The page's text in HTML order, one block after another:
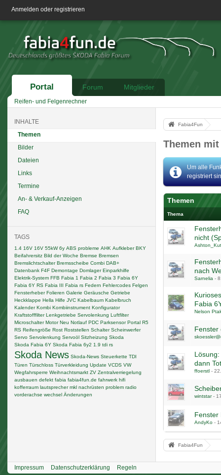
Anmelden oder registrieren
Portal Forum Mitglieder
Reifen- und Felgenrechner
INHALTE
Themen
Bilder
Dateien
Links
Termine
An- & Verkauf-Anzeigen
FAQ
TAGS
1.4 16V 16V 55kW 6y ABS probleme AHK Aufkleber BKY
Beifahrersitz Bild der Woche Bremse Bremsen
Bremslichtschalter Bremsscheibe Combi DAB+
Datenbank F4F Demontage Domlager Einparkhilfe
Elektrik-System FFB Fabia 1 Fabia 2 Fabia 3 Fabia 6Y
Fabia 6Y RS Fabia III Fabia rs Federn Fehlercodes Felgen
Fensterheber Folieren Galerie Geräusche Getriebe
Heckklappe Hella Hilfe JVC Kabelbaum Kabelbruch
Kalender Kombi Kombiinstrument Konfigurator
Kraftstofffilter Lenkgetriebe Servolenkung Luftfilter
Microschalter Motor Neu Notlauf PDC Parksensor Portal R5
RS Reifengröße Rost Roststellen Schalter Scheinwerfer
Servo Servolenkung Servoöl Sitzheizung Skoda
Skoda Fabia 6Y Skoda Fabia 6y2 1.9 tdi rs
Skoda News Skoda-News Steuerkette TDI
Türen Türschloss Türverkleidung Update VCDS VW
Wegfahrsperre Weihnachtsmarkt ZV Zentralverriegelung
ausbauen defekt fabia fabia4fun.de fahrwerk hifi
kofferraum lautsprecher mkl nachrüsten problem radio
vorderachse wechsel Änderungen
Fabia4Fun
Themen mit
Um alle
registriert
Themen
Thema
nicht
nach
Sarnelia -
Fabia
Nelson
Fenster
dann
ffoerstl -
wintstar-
Fenster
AndyKo -
Fabia4Fun
Impressum Datenschutzerklärung Regeln